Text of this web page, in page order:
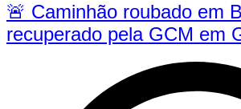
🚨 Caminhão roubado em
recuperado pela GCM em